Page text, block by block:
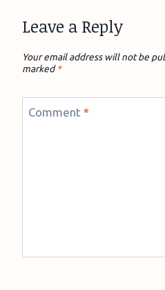
Leave a Reply
Your email address will not be
marked*
Comment *